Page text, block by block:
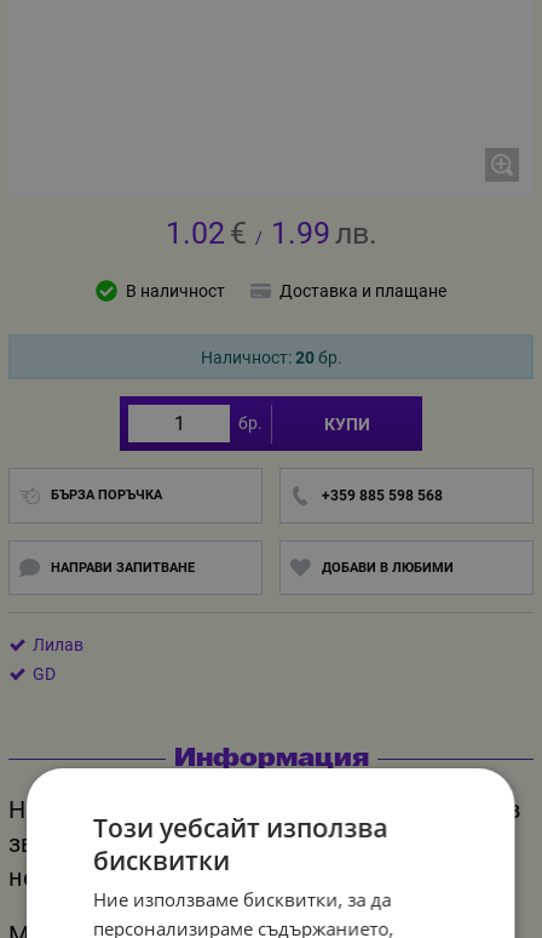
1.02 € / 1.99лв.
В наличност Доставка и плащане
Наличност:20бр.
бр. КУПИ
БЪРЗА ПОРЪЧКА +359 885 598 568
НАПРАВИ ЗАПИТВАНЕ ДОБАВИ В ЛЮБИМИ
Лилав
GD
Информация
Нашето предложение за балон светлолилав
звезда с матов ефект, ще внесе
необходимия блясък на Вашето парти!
Този уебсайт използва
бисквитки
Ние използваме бисквитки, за да
персонализираме съдържанието,